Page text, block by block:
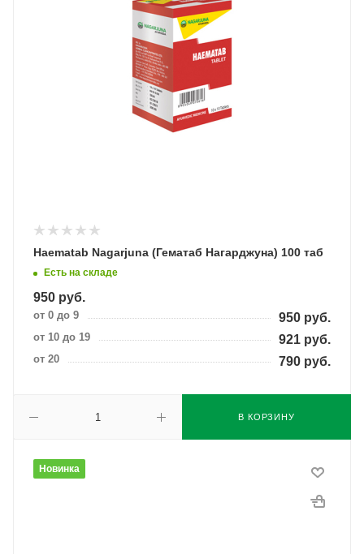
Haematab Nagarjuna (Гематаб Нагарджуна) 100 таб
Есть на складе
950 руб.
от 0 до 9 950 руб.
от 10 до 19 921 руб.
от 20 790 руб.
В КОРЗИНУ
Новинка